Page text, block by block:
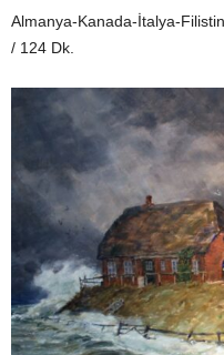
Almanya-Kanada-İtalya-
/ 124 Dk.